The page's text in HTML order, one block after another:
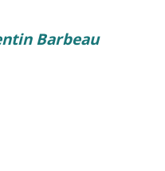
Barbeau